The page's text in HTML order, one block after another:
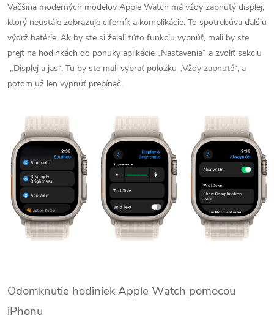
Väčšina moderných modelov Apple Watch má vždy zapnutý displej,
ktorý neustále zobrazuje ciferník a komplikácie. To spotrebúva ďalšiu
výdrž batérie. Ak by ste si želali túto funkciu vypnúť, mali by ste
prejt na hodinkách do ponuky aplikácie „Nastavenia“ a zvoliť sekciu
„Displej a jas“. Tu by ste mali vybrať položku „Vždy zapnuté“, a
potom už len vypnúť prepínač.
Odomknutie hodiniek Apple Watch pomocou
iPhonu